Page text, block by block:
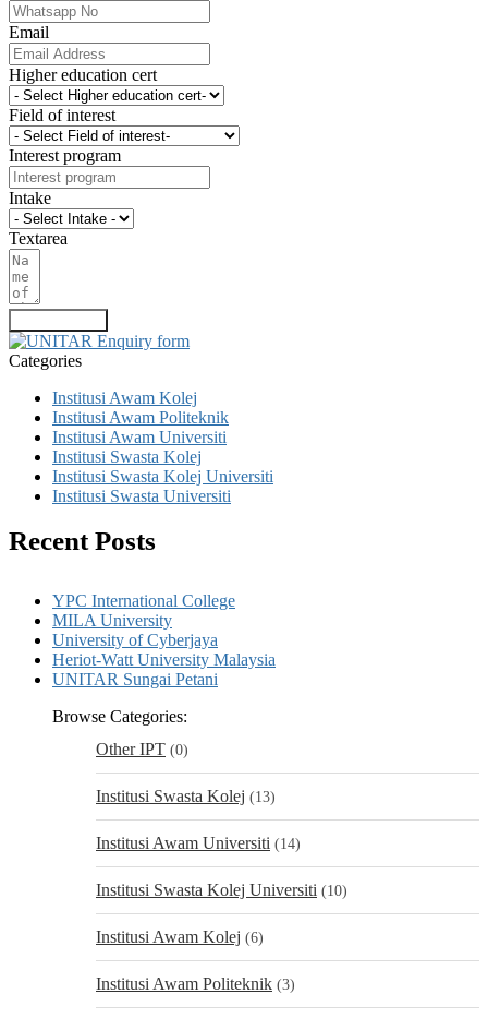
Email
Higher education cert
Field of interest
Interest program
Intake
Textarea
Categories
Institusi Awam Kolej
Institusi Awam Politeknik
Institusi Awam Universiti
Institusi Swasta Kolej
Institusi Swasta Kolej Universiti
Institusi Swasta Universiti
Recent Posts
YPC International College
MILA University
University of Cyberjaya
Heriot-Watt University Malaysia
UNITAR Sungai Petani
Browse Categories:
Other IPT (0)
Institusi Swasta Kolej (13)
Institusi Awam Universiti (14)
Institusi Swasta Kolej Universiti (10)
Institusi Awam Kolej (6)
Institusi Awam Politeknik (3)